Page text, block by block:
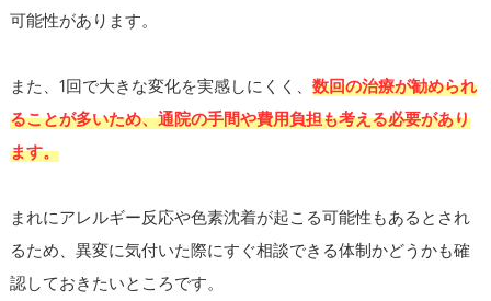
可能性があります。
また、1回で大きな変化を実感しにくく、 数回の治療が勧められ
ることが多いため、通院の手間や費用負担も考える必要があり
ます。
まれにアレルギー反応や色素沈着が起こる可能性もあるとされ
るため、異変に気付いた際にすぐ相談できる体制かどうかも確
認しておきたいところです。